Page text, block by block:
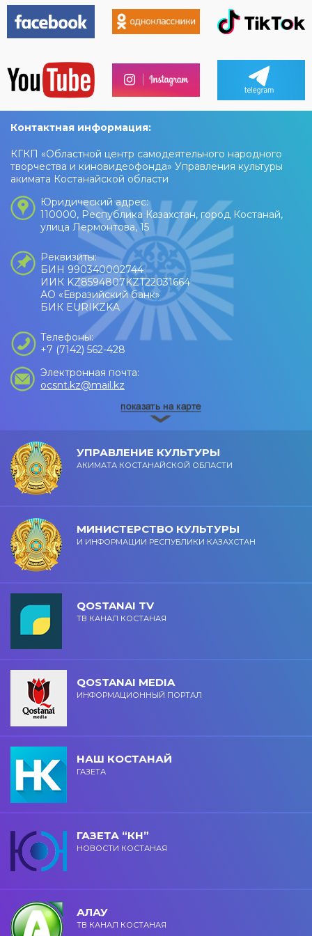
праздничное настроение!
Контактная информация:
КГКП «Областной центр самодеятельного народного
творчества и киновидеофонда» Управления культуры
акимата Костанайской области
Юридический адрес:
110000, Республика Казахстан, город Костанай,
улица Лермонтова, 15
Реквизиты:
БИН 990340002744
ИИК KZ8594807KZT22031664
АО «Евразийский банк»
БИК EURIKZKA
Телефоны:
+7 (7142) 562-428
Электронная почта:
ocsnt.kz@mail.kz
УПРАВЛЕНИЕ КУЛЬТУРЫ
АКИМАТА КОСТАНАЙСКОЙ ОБЛАСТИ
МИНИСТЕРСТВО КУЛЬТУРЫ
И ИНФОРМАЦИИ РЕСПУБЛИКИ КАЗАХСТАН
QOSTANAI TV
ТВ КАНАЛ КОСТАНАЯ
QOSTANAI MEDIA
ИНФОРМАЦИОННЫЙ ПОРТАЛ
НАШ КОСТАНАЙ
ГАЗЕТА
ГАЗЕТА “КН”
НОВОСТИ КОСТАНАЯ
АЛАУ
ТВ КАНАЛ КОСТАНАЯ